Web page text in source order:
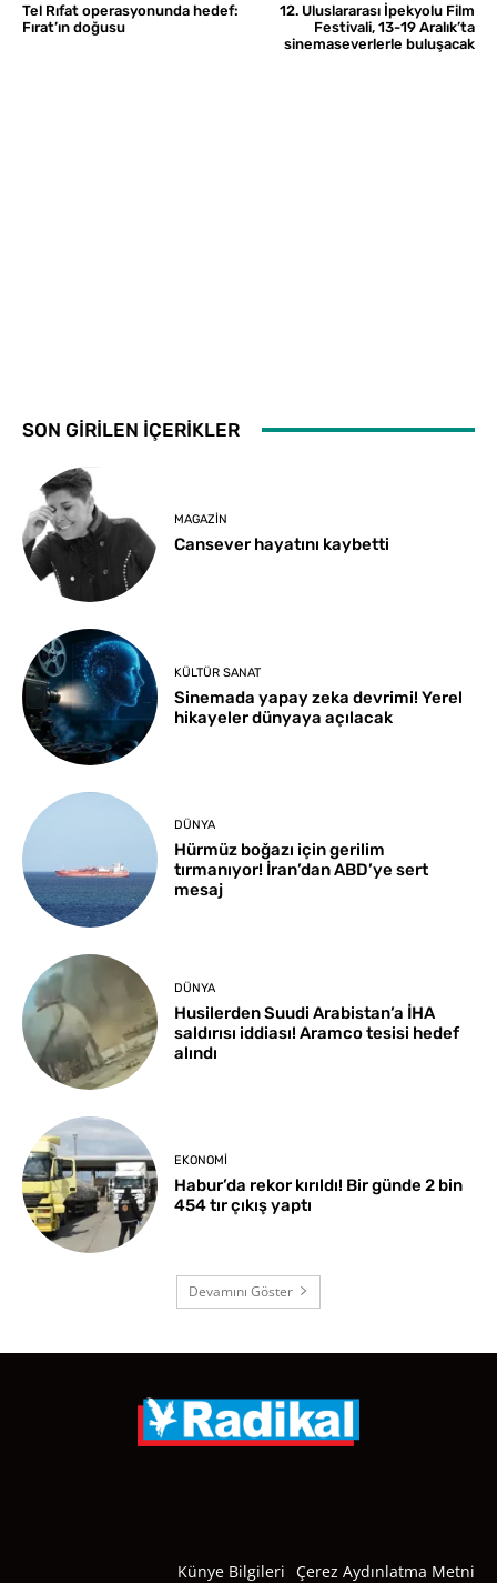
Tel Rıfat operasyonunda hedef:
Fırat’ın doğusu
12. Uluslararası İpekyolu Film
Festivali, 13-19 Aralık’ta
sinemaseverlerle buluşacak
SON GİRİLEN İÇERİKLER
MAGAZIN
Cansever hayatını kaybetti
KÜLTÜR SANAT
Sinemada yapay zeka devrimi! Yerel
hikayeler dünyaya açılacak
DÜNYA
Hürmüz boğazı için gerilim
tırmanıyor! İran’dan ABD’ye sert
mesaj
DÜNYA
Husilerden Suudi Arabistan’a İHA
saldırısı iddiası! Aramco tesisi hedef
alındı
EKONOMI
Habur’da rekor kırıldı! Bir günde 2 bin
454 tır çıkış yaptı
Devamını Göster
Künye Bilgileri Çerez Aydınlatma Metni